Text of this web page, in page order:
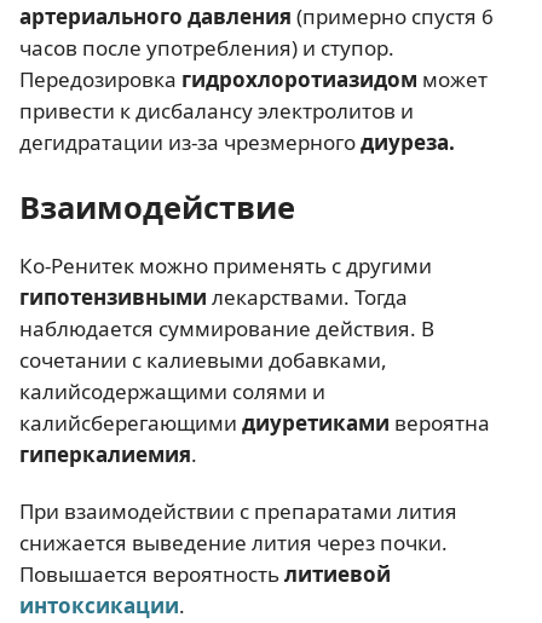
артериального давления (примерно спустя 6
часов после употребления) и ступор.
Передозировка гидрохлоротиазидом может
привести к дисбалансу электролитов и
дегидратации из-за чрезмерногодиуреза.
Взаимодействие
Ко-Ренитек можно применять с другими
гипотензивными лекарствами. Тогда
наблюдается суммирование действия. В
сочетании с калиевыми добавками,
калийсодержащими солями и
калийсберегающими диуретиками вероятна
гиперкалиемия.
При взаимодействии с препаратами лития
снижается выведение лития через почки.
Повышается вероятностьлитиевой
интоксикации.